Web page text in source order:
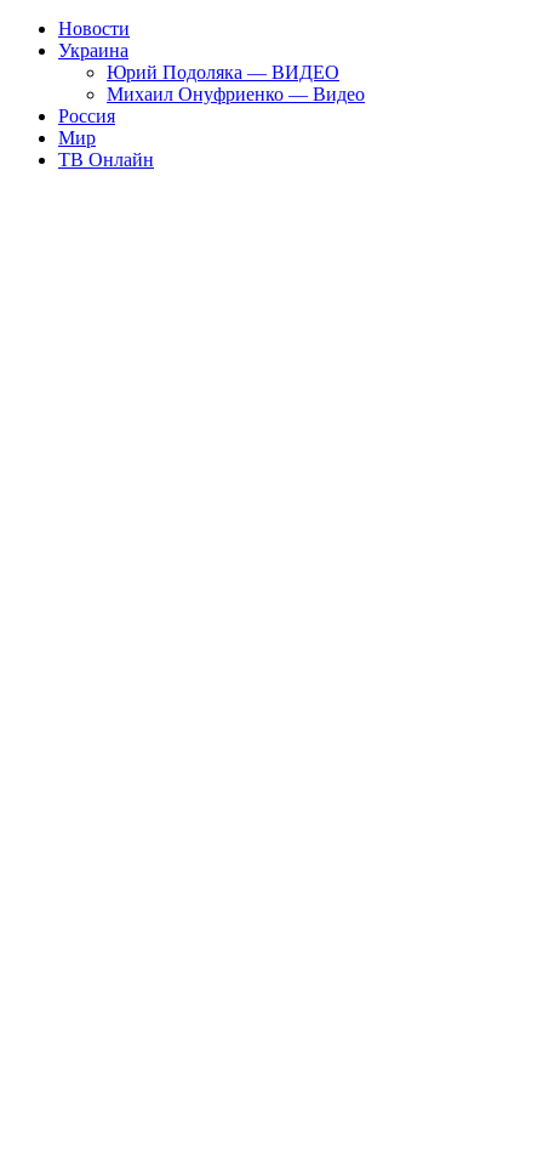
Новости
Украина
Юрий Подоляка — ВИДЕО
Михаил Онуфриенко — Видео
Россия
Мир
ТВ Онлайн